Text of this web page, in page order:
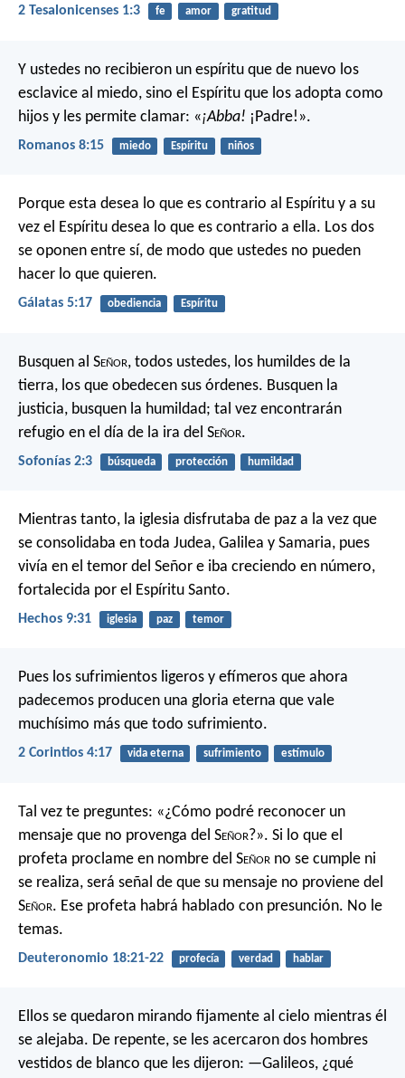
2 Tesalonicenses 1:3 fe amor gratitud
Y ustedes no recibieron un espíritu que de nuevo los
esclavice al miedo, sino el Espíritu que los adopta como
hijos y les permite clamar: «¡Abba! ¡Padre!».
Romanos 8:15 miedo Espíritu niños
Porque esta desea lo que es contrario al Espíritu y a su
vez el Espíritu desea lo que es contrario a ella. Los dos
se oponen entre sí, de modo que ustedes no pueden
hacer lo que quieren.
Gálatas 5:17 obediencia Espíritu
Busquen al Señor, todos ustedes, los humildes de la
tierra, los que obedecen sus órdenes. Busquen la
justicia, busquen la humildad; tal vez encontrarán
refugio en el día de la ira del Señor.
Sofonías 2:3 búsqueda protección humildad
Mientras tanto, la iglesia disfrutaba de paz a la vez que
se consolidaba en toda Judea, Galilea y Samaria, pues
vivía en el temor del Señor e iba creciendo en número,
fortalecida por el Espíritu Santo.
Hechos 9:31 iglesia paz temor
Pues los sufrimientos ligeros y efímeros que ahora
padecemos producen una gloria eterna que vale
muchísimo más que todo sufrimiento.
2 Corintios 4:17 vida eterna sufrimiento estímulo
Tal vez te preguntes: «¿Cómo podré reconocer un
mensaje que no provenga del Señor?». Si lo que el
profeta proclame en nombre del Señor no se cumple ni
se realiza, será señal de que su mensaje no proviene del
Señor. Ese profeta habrá hablado con presunción. No le
temas.
Deuteronomio 18:21-22 profecía verdad hablar
Ellos se quedaron mirando fijamente al cielo mientras él
se alejaba. De repente, se les acercaron dos hombres
vestidos de blanco que les dijeron: —Galileos, ¿qué